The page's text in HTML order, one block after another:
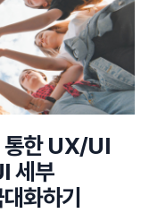
통한 UX/UI
세부
화하기